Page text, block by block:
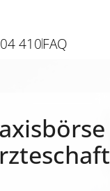
410FAQ